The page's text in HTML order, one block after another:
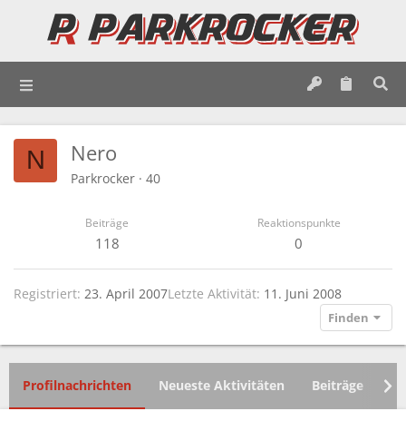
N Nero
Parkrocker · 40
Beiträge
118
Reaktionspunkte
0
Registriert 23. April 2007Letzte Aktivität 11. Juni 2008
Finden
Profilnachrichten Neueste Aktivitäten Beiträge